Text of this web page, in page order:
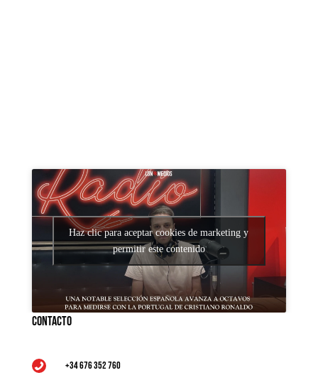
Haz clic para aceptar cookies de marketing y
permitir este contenido
Contacto
 +34 676 352 760